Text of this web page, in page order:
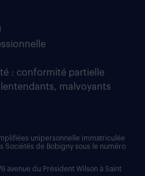
: conformité partielle
malvoyants
unipersonnelle immatriculée
Sociétés de Bobigny sous le numéro
avenue du Président Wilson à Saint